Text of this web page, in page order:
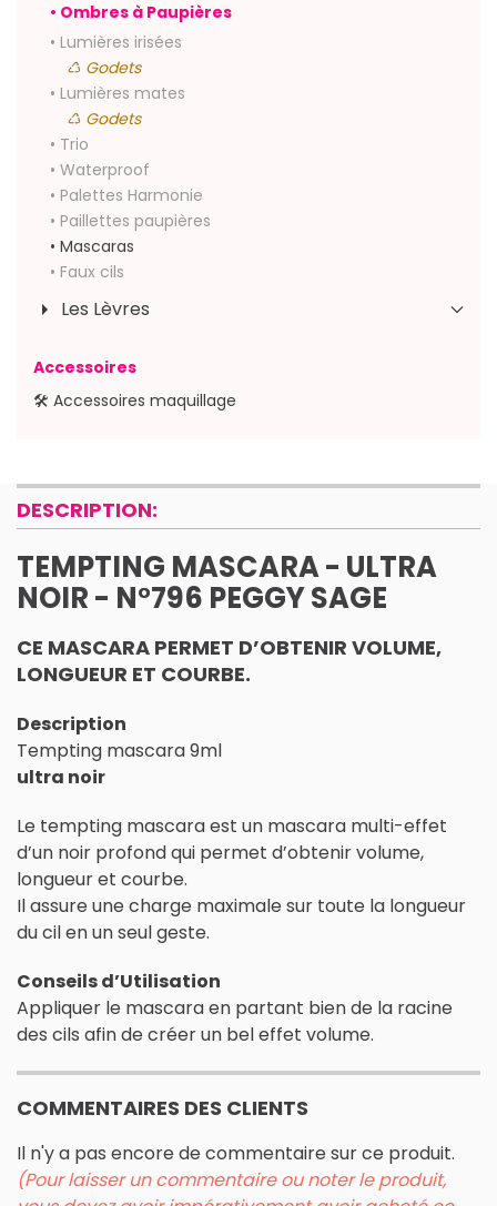
• Ombres à Paupières
• Lumières irisées
♺ Godets
• Lumières mates
♺ Godets
• Trio
• Waterproof
• Palettes Harmonie
• Paillettes paupières
• Mascaras
• Faux cils
Les Lèvres
Accessoires
🛠 Accessoires maquillage
DESCRIPTION:
TEMPTING MASCARA - ULTRA
NOIR - N°796 PEGGY SAGE
CE MASCARA PERMET D’OBTENIR VOLUME,
LONGUEUR ET COURBE.
Description
Tempting mascara 9ml
ultra noir
Le tempting mascara est un mascara multi-effet
d’un noir profond qui permet d’obtenir volume,
longueur et courbe.
Il assure une charge maximale sur toute la longueur
du cil en un seul geste.
Conseils d’Utilisation
Appliquer le mascara en partant bien de la racine
des cils afin de créer un bel effet volume.
COMMENTAIRES DES CLIENTS
Il n'y a pas encore de commentaire sur ce produit.
(Pour laisser un commentaire ou noter le produit,